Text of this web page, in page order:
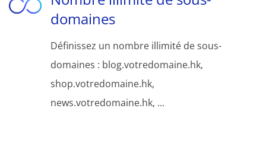
domaines
Définissez un nombre illimité de sous-
domaines : blog.votredomaine.hk,
shop.votredomaine.hk,
news.votredomaine.hk, ...